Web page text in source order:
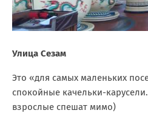
Улица Сезам
Это «для самых маленьких
спокойные качельки-
взрослые спешат мимо)